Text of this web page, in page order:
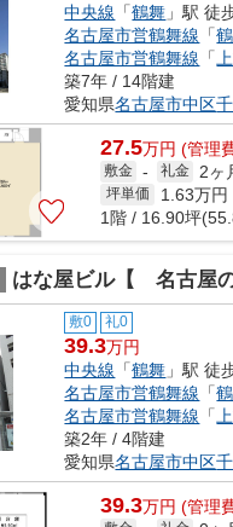
中央線 「鶴舞 」駅 徒
名古屋市営鶴舞線 「
名古屋市営鶴舞線 「
築7年 / 14階建
愛知県名古屋市中区
27.5万円 (管理
敷金 - 礼金 2ヶ
坪単価 1.63万円
1階 / 16.90坪
はな屋ビル【 名古屋の貸事務所
敷0 礼0
39.3万円
中央線 「鶴舞 」駅 徒
名古屋市営鶴舞線 「
名古屋市営鶴舞線 「
築2年 / 4階建
愛知県名古屋市中区
39.3万円 (管理